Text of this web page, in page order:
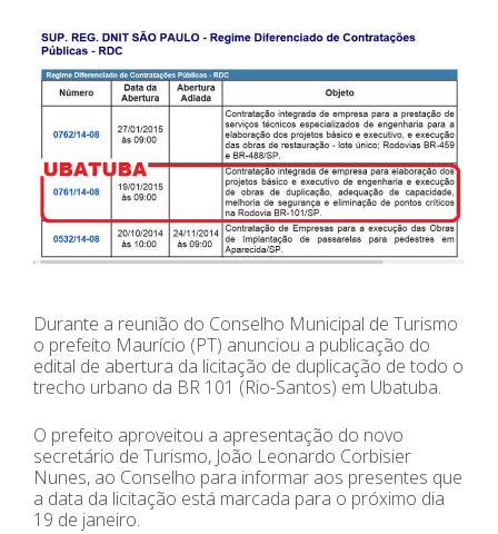
Durante a reunião do Conselho Municipal de Turismo
o prefeito Maurício (PT) anunciou a publicação do
edital de abertura da licitação de duplicação de todo o
trecho urbano da BR 101 (Rio-Santos) em Ubatuba.
O prefeito aproveitou a apresentação do novo
secretário de Turismo, João Leonardo Corbisier
Nunes, ao Conselho para informar aos presentes que
a data da licitação está marcada para o próximo dia
19 de janeiro.